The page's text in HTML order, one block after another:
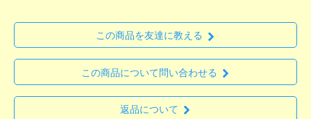
この商品を友達に教える
この商品について問い合わせる
返品について